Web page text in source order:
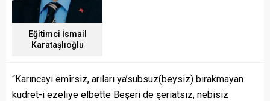
Eğitimci İsmail
Karataşlıoğlu
“Karıncayı emîrsiz, arıları ya’subsuz(beysiz) bırakmayan
kudret-i ezeliye elbette Beşeri de şeriatsız, nebisiz